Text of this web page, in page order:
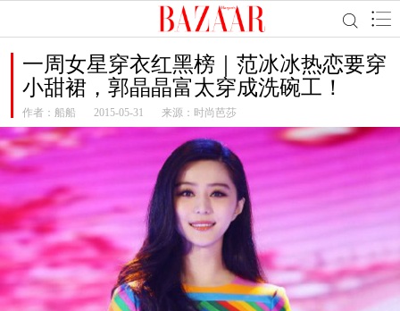
一周女星穿衣红黑榜｜范冰冰热恋要穿
小甜裙，郭晶晶富太穿成洗碗工！
作者： 船船 2015-05-31 来源：时尚芭莎